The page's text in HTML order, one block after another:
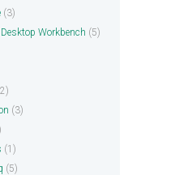
(3)
Workbench (5)
(3)
(1)
(5)